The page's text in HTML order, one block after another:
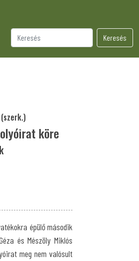
Keresés
köre
épülő második
és Mészöly Miklós
meg nem valósult